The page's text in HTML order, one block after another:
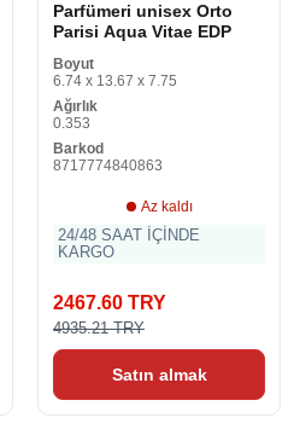
Parfümeri unisex Orto
Parisi Aqua Vitae EDP
Boyut
6.74 x 13.67 x 7.75
Ağırlık
0.353
Barkod
8717774840863
Az kaldı
24/48 SAAT İÇİNDE
KARGO
2467.60 TRY
4935.21 TRY
Satın almak